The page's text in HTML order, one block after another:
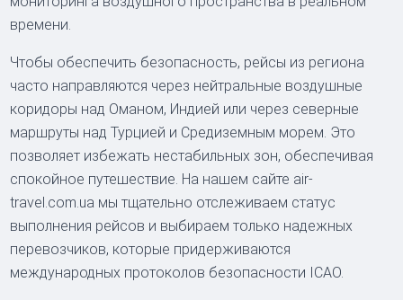
времени.
Чтобы обеспечить безопасность, рейсы из региона
часто направляются через нейтральные воздушные
коридоры над Оманом, Индией или через северные
маршруты над Турцией и Средиземным морем. Это
позволяет избежать нестабильных зон, обеспечивая
спокойное путешествие. На нашем сайте air-
travel.com.ua мы тщательно отслеживаем статус
выполнения рейсов и выбираем только надежных
перевозчиков, которые придерживаются
международных протоколов безопасности ICAO.